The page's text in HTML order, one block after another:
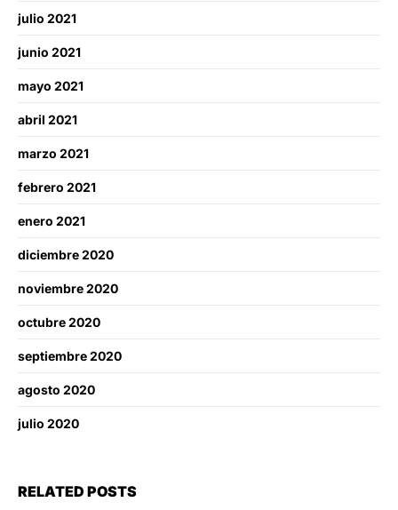
julio 2021
junio 2021
mayo 2021
abril 2021
marzo 2021
febrero 2021
enero 2021
diciembre 2020
noviembre 2020
octubre 2020
septiembre 2020
agosto 2020
julio 2020
RELATED POSTS